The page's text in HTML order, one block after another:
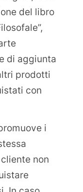
del libro
di aggiunta
prodotti
con
i
non